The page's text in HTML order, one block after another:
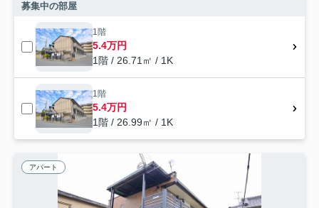
募集中の部屋
1階
5.4万円
1階 / 26.71㎡ / 1K
1階
5.4万円
1階 / 26.99㎡ / 1K
アパート